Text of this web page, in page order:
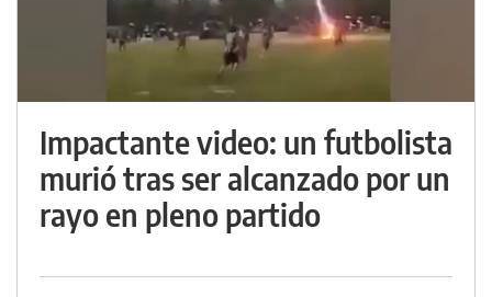
Impactante video: un futbolista
murió tras ser alcanzado por un
rayo en pleno partido